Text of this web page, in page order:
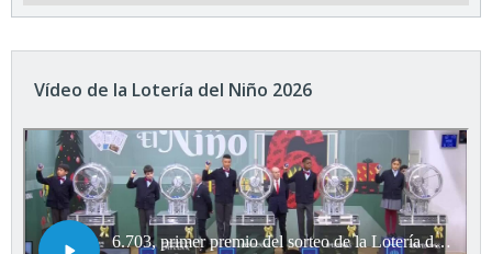
Vídeo de la Lotería del Niño 2026